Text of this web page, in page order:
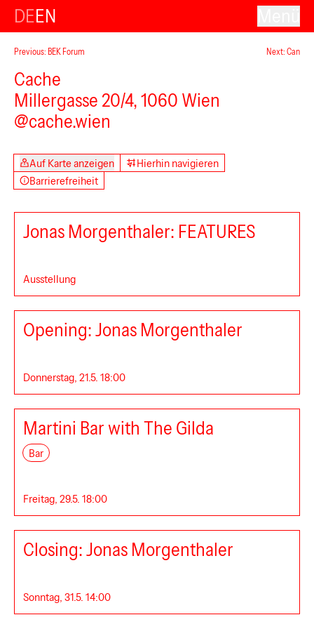
DEEN
Previous: BEK Forum Next: Can
Cache
Millergasse 20/4, 1060 Wien
@cache.wien
Auf Karte anzeigen
Hierhin navigieren
Barrierefreiheit
Jonas Morgenthaler: FEATURES
Ausstellung
Opening: Jonas Morgenthaler
Donnerstag, 21.5. 18:00
Martini Bar with The Gilda
Bar
Freitag, 29.5. 18:00
Closing: Jonas Morgenthaler
Sonntag, 31.5. 14:00
Grossraum